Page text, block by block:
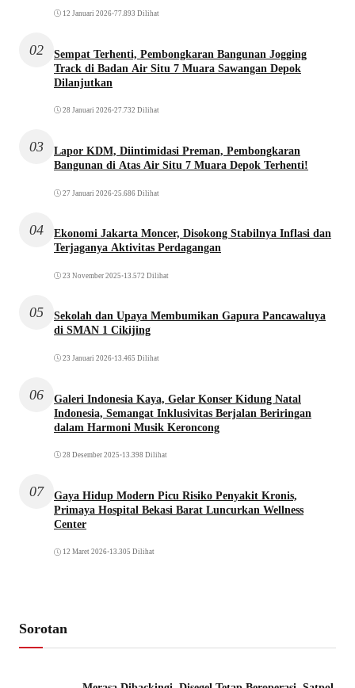
12 Januari 2026•77.893 Dilihat
02
Sempat Terhenti, Pembongkaran Bangunan Jogging
Track di Badan Air Situ 7 Muara Sawangan Depok
Dilanjutkan
28 Januari 2026•27.732 Dilihat
03
Lapor KDM, Diintimidasi Preman, Pembongkaran
Bangunan di Atas Air Situ 7 Muara Depok Terhenti!
27 Januari 2026•25.686 Dilihat
04
Ekonomi Jakarta Moncer, Disokong Stabilnya Inflasi dan
Terjaganya Aktivitas Perdagangan
23 November 2025 •13.572 Dilihat
05
Sekolah dan Upaya Membumikan Gapura Pancawaluya
di SMAN 1 Cikijing
23 Januari 2026•13.465 Dilihat
06
Galeri Indonesia Kaya, Gelar Konser Kidung Natal
Indonesia, Semangat Inklusivitas Berjalan Beriringan
dalam Harmoni Musik Keroncong
28 Desember 2025 •13.398 Dilihat
07
Gaya Hidup Modern Picu Risiko Penyakit Kronis,
Primaya Hospital Bekasi Barat Luncurkan Wellness
Center
12 Maret 2026•13.305 Dilihat
Sorotan